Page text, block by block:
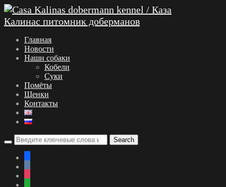
Главная
Новости
Наши собаки
Кобели
Суки
Помёты
Щенки
Контакты